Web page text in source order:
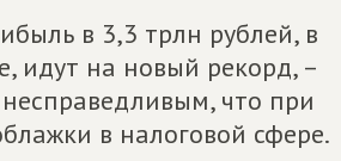
в 3,3 трлн рублей, в
идут на новый рекорд, –
что при
в налоговой сфере.